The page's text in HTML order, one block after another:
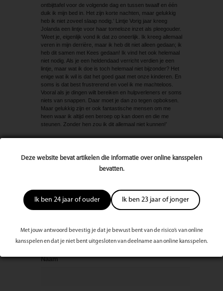
Deze website bevat artikelen die informatie over online kansspelen
bevatten.
Ik ben 24 jaar of ouder Ik ben 23 jaar of jonger
Met jouw antwoord bevestig je dat je bewust bent van de risico’s van online
kansspelen en dat je niet bent uitgesloten van deelname aan online kansspelen.
ontbijttafel voor de volgende dag en tussen twaalf en één
duik ik mijn bed in. Het zijn korte nachten, maar gelukkig
heb ik niet zoveel slaap nodig.’ Lintje Vorig jaar kreeg
Jolanda een lintje voor haar tomeloze inzet als pleegouder.
‘Weet je, eigenlijk vond ik dat zo oneerlijk. Ik kreeg allemaal
veren in mijn derrière, maar ik heb dit niet alleen gedaan; ik
heb dit samen met Kees gedaan! Ik vind het ook helemaal
niet nodig. Als je een heldendaad verricht verdien je een
lintje, maar wat ik doe is toch helemaal niet bijzonder? Het
enige wat ik wil is dat het goed gaat met onze kinderen. En
soms is dat best frustrerend en voel ik me machteloos.
Vooral als je dingen wilt bereiken en hulpverleners er soms
niets van snappen. Daar moet je dan zo tegen opboksen.
Maar gelukkig zijn er ook fantastische mensen om me
heen waar ik altijd een beroep op kan doen en die me
steunen. Zonder hen zou ik dit allemaal niet kunnen!’
Waardeer dit artikel:
2409 keer bekeken
Reageer op dit artikel
Naam